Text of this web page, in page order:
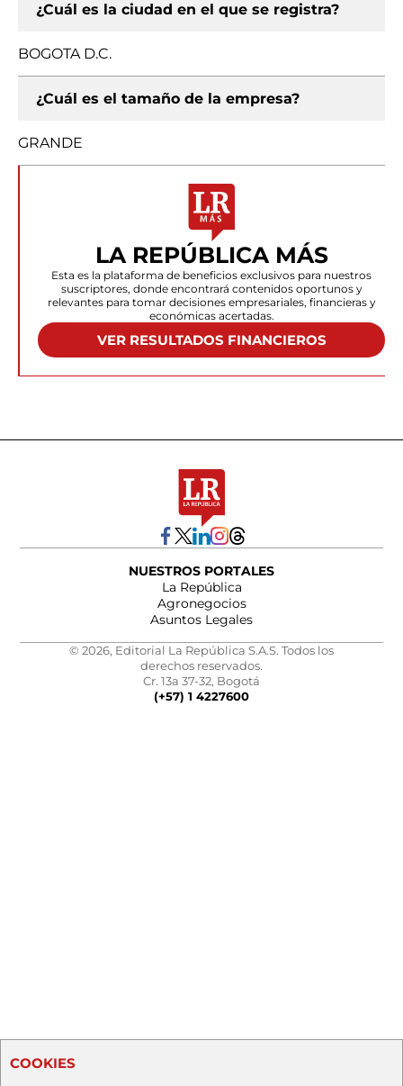
¿Cuál es la ciudad en el que se registra?
BOGOTA D.C.
¿Cuál es el tamaño de la empresa?
GRANDE
LA REPÚBLICA MÁS
Esta es la plataforma de beneficios exclusivos para nuestros
suscriptores, donde encontrará contenidos oportunos y
relevantes para tomar decisiones empresariales, financieras y
económicas acertadas.
VER RESULTADOS FINANCIEROS
NUESTROS PORTALES
La República
Agronegocios
Asuntos Legales
© 2026, Editorial La República S.A.S. Todos los
derechos reservados.
Cr. 13a 37-32, Bogotá
(+57) 1 4227600
COOKIES